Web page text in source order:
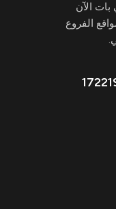
بات الآن
الفروع